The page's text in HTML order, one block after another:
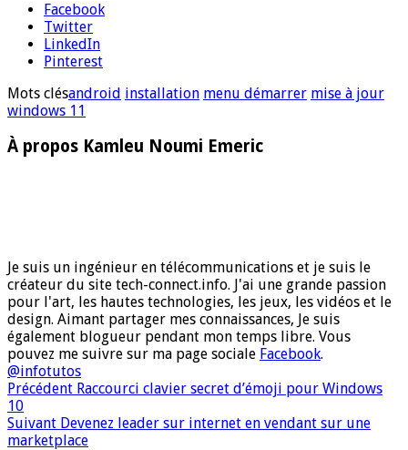
Facebook
Twitter
LinkedIn
Pinterest
Mots clésandroid installation menu démarrer mise à jour
windows 11
À propos Kamleu Noumi Emeric
Je suis un ingénieur en télécommunications et je suis le
créateur du site tech-connect.info. J'ai une grande passion
pour l'art, les hautes technologies, les jeux, les vidéos et le
design. Aimant partager mes connaissances, Je suis
également blogueur pendant mon temps libre. Vous
pouvez me suivre sur ma page sociale Facebook.
@infotutos
Précédent Raccourci clavier secret d’émoji pour Windows
10
Suivant Devenez leader sur internet en vendant sur une
marketplace